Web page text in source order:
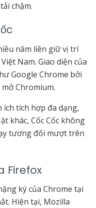
chậm.
năm liền giữ vị trí
Nam. Giao diện của
Google Chrome bởi
Chromium.
ích tích hợp đa dạng,
khác, Cốc Cốc không
tương đối mượt trên
Firefox
ký của Chrome tại
Hiện tại, Mozilla